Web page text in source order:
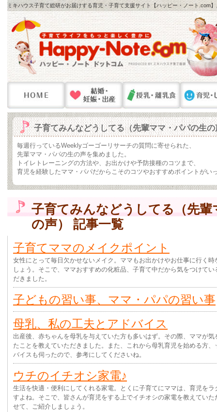
ミキハウス子育て総研がお届けする育児・子育て支援サイト【ハッピー・ノート
子育てみんなどうしてる（先輩ママ・パパの生
毎週行っているWeeklyゴーゴーリサーチの質問に寄せられた、
先輩ママ・パパの生の声を集めました。
トイレトレーニングの方法や、お出かけや予防接種のコツまで、
育児を経験したママ・パパだからこそのコツやおすすめポイントがい
子育てみんなどうしてる（先
の声） 記事一覧
子育てママのメイクポイント
女性にとって毎日欠かせないメイク。ママもお出かけやお仕事に行く
しょう。そこで、ママおすすめの化粧品、子育て中だから気をつけて
だきました。
子どもの習い事、ママ・パパの習い事
母乳、私の工夫とアドバイス
出産後、赤ちゃんを母乳を与えていた方も多いはず。その際、ママが
たことを教えていただきました。また、これから母乳育児を始める方
バイスも伺ったので、参考にしてくださいね。
ウチのイチオシ家電♪
生活を快適・便利にしてくれる家電。とくに子育てにママは、育児を
すよね。そこで、皆さんが育児をする上でイチオシの家電を教えてい
せて、ご紹介しましょう。